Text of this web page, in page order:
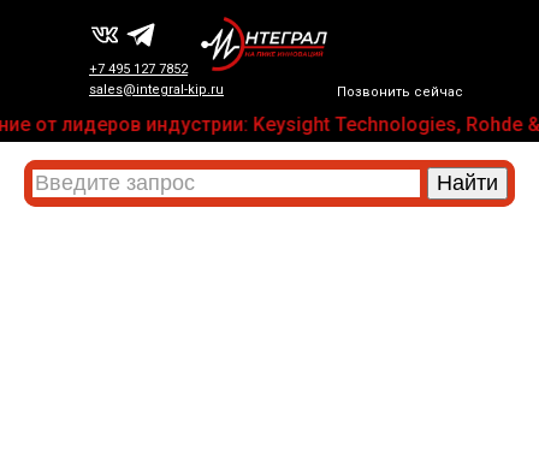
Позвонить сейчас
+7 495 127 7852
sales@integral-kip.ru
от лидеров индустрии: Keysight Technologies, Rohde